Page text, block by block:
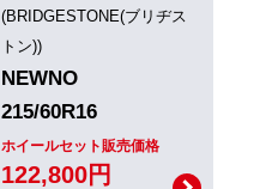
(BRIDGESTONE(ブリヂス
トン))
NEWNO
215/60R16
ホイールセット販売価格
122,800円